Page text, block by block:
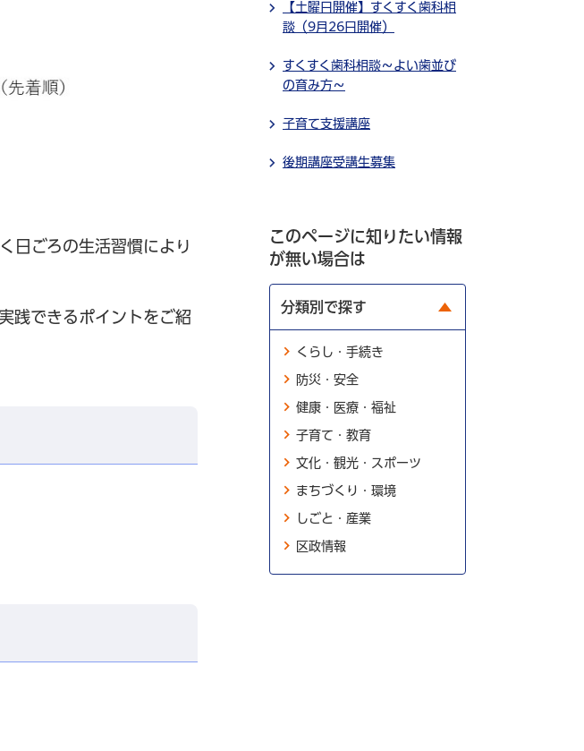
日ごろの生活習慣により
践できるポイントをご紹
【土曜日開催】すくすく歯科相
談（9月26日開催）
すくすく歯科相談～よい歯並び
の育み方～
子育て支援講座
後期講座受講生募集​​​​​​
このページに知りたい情報
が無い場合は
分類別で探す
くらし・手続き
防災・安全
健康・医療・福祉
子育て・教育
文化・観光・スポーツ
まちづくり・環境
しごと・産業
区政情報